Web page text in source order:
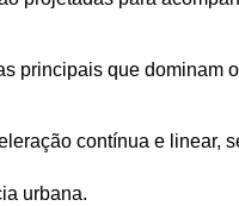
principais que dominam
contínua e linear,
urbana.